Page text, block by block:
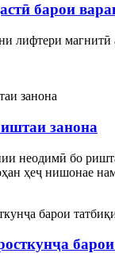
барои
лифтери магнитӣ
занона
неодимӣ бо
ҳеҷ нишонае